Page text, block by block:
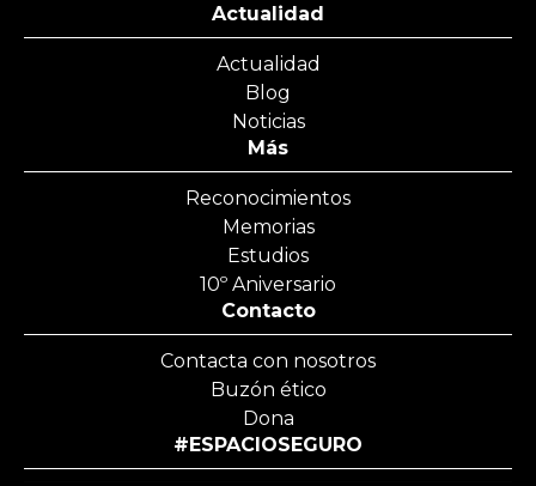
Actualidad
Actualidad
Blog
Noticias
Más
Reconocimientos
Memorias
Estudios
10º Aniversario
Contacto
Contacta con nosotros
Buzón ético
Dona
#ESPACIOSEGURO